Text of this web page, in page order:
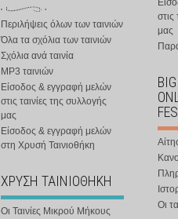
Περιλήψεις όλων των ταινιών
Όλα τα σχόλια των ταινιών
Σχόλια ανά ταινία
MP3 ταινιών
Είσοδος & εγγραφή μελών
στις ταινίες της συλλογής
μας
Είσοδος & εγγραφή μελών
στη Χρυσή Ταινιοθήκη
ΧΡΥΣΗ ΤΑΙΝΙΟΘΗΚΗ
Οι Ταινίες Μικρού Μήκους
στις
μας
Οι